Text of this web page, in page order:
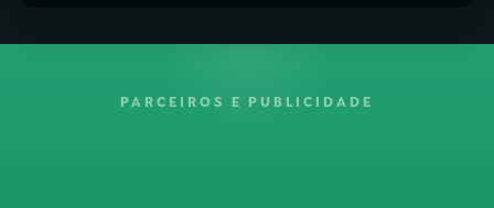
PARCEIROS E PUBLICIDADE